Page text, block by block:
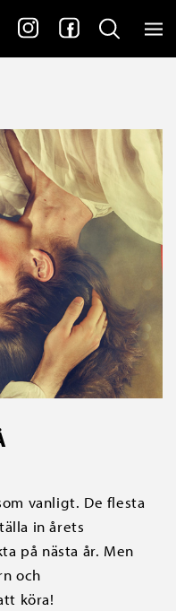
vanligt. De flesta
in årets
på nästa år. Men
och
köra!